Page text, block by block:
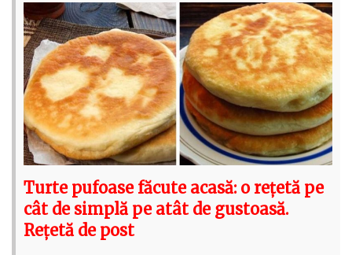
Turte pufoase făcute acasă: o rețetă pe
cât de simplă pe atât de gustoasă.
Rețetă de post